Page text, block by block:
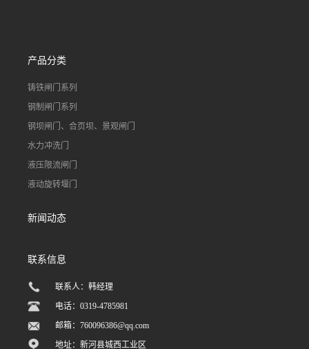
产品分类
铸铁闸门系列
钢制闸门系列
钢坝闸门、合页坝、景观闸门
水力冲洗门
液压限流闸门
液动旋转堰门
新闻动态
联系信息
联系人：韩经理
电话：0319-4785981
邮箱：760096386@qq.com
地址：新河县城西工业区